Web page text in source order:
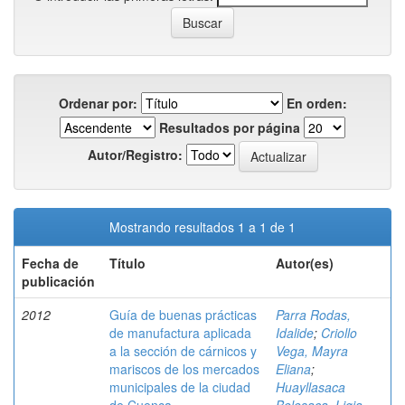
Ordenar por:
En orden:
Resultados por página
Autor/Registro:
Mostrando resultados 1 a 1 de 1
Fecha de
publicación
Título Autor(es)
2012
Guía de buenas prácticas
de manufactura aplicada
a la sección de cárnicos y
mariscos de los mercados
municipales de la ciudad
Parra Rodas,
Idalide; Criollo
Vega, Mayra
Eliana;
Huayllasaca